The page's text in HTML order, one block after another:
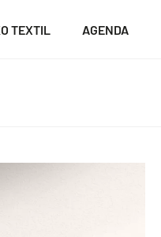
TEXTIL AGENDA